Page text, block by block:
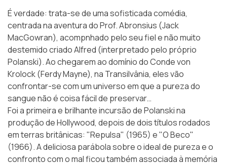
É verdade: trata-se de uma sofisticada comédia,
centrada na aventura do Prof. Abronsius (Jack
MacGowran), acompnhado pelo seu fiel e não muito
destemido criado Alfred (interpretado pelo próprio
Polanski). Ao chegarem ao domínio do Conde von
Krolock (Ferdy Mayne), na Transilvânia, eles vão
confrontar-se com um universo em que a pureza do
sangue não é coisa fácil de preservar…
Foi a primeira e brilhante incursão de Polanski na
produção de Hollywood, depois de dois títulos rodados
em terras britânicas: "Repulsa" (1965) e "O Beco"
(1966). A deliciosa parábola sobre o ideal de pureza e o
confronto com o mal ficou também associada à memória